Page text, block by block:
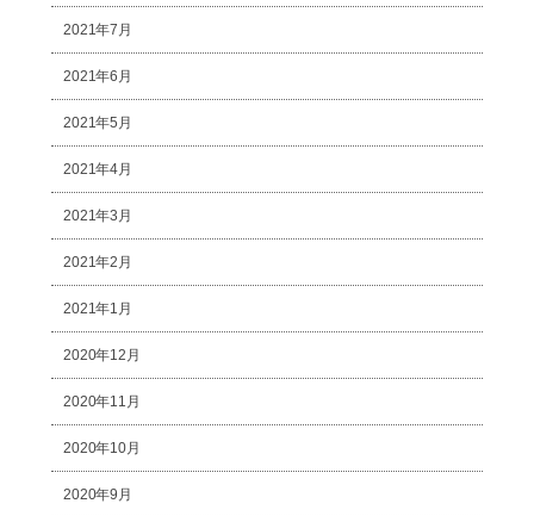
2021年7月
2021年6月
2021年5月
2021年4月
2021年3月
2021年2月
2021年1月
2020年12月
2020年11月
2020年10月
2020年9月